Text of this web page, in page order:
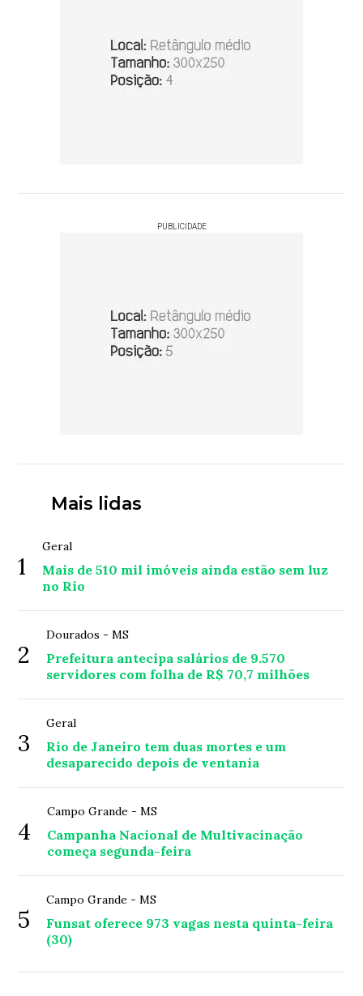
PUBLICIDADE
Mais lidas
1
Geral
Mais de 510 mil imóveis ainda estão sem luz
no Rio
2
Dourados - MS
Prefeitura antecipa salários de 9.570
servidores com folha de R$ 70,7 milhões
3
Geral
Rio de Janeiro tem duas mortes e um
desaparecido depois de ventania
4
Campo Grande - MS
Campanha Nacional de Multivacinação
começa segunda-feira
5
Campo Grande - MS
Funsat oferece 973 vagas nesta quinta-feira
(30)